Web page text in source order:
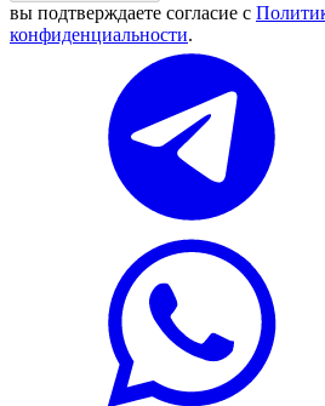
вы подтверждаете согласие с
конфиденциальности.